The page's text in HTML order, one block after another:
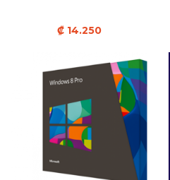
₡ 14.250